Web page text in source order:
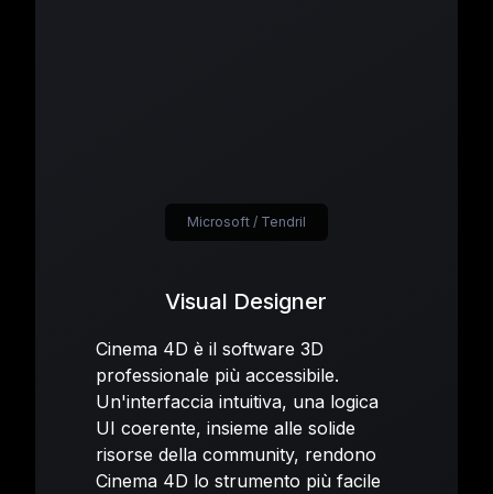
Visual Designer
Cinema 4D è il software 3D
professionale più accessibile.
Un'interfaccia intuitiva, una logica
UI coerente, insieme alle solide
risorse della community, rendono
Cinema 4D lo strumento più facile
Microsoft / Tendril